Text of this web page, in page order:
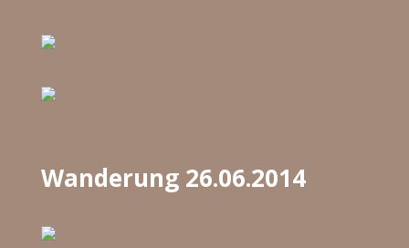
Wanderung 26.06.2014